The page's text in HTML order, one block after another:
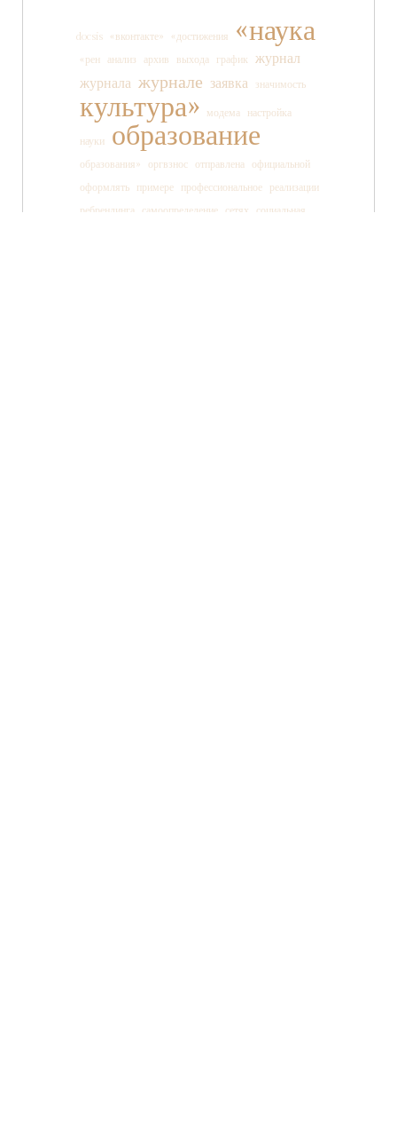
docsis «вконтакте» «достижения «наука
«рен анализ архив выхода график
журнал
журнала журнале заявка значимость
культура» модема настройка
науки образование
образования» оргвзнос отправлена
официальной
оформлять
примере профессиональное
реализации
ребрендинга
самоопределение сетях
социальная